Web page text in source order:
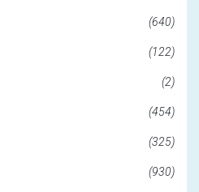
(640)
(122)
(2)
(454)
(325)
(930)